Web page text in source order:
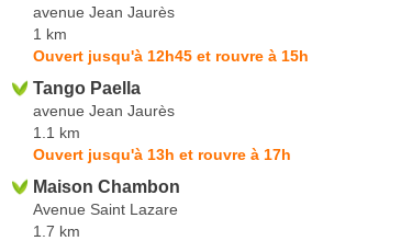
avenue Jean Jaurès
1 km
Ouvert jusqu'à 12h45 et rouvre à 15h
Tango Paella
avenue Jean Jaurès
1.1 km
Ouvert jusqu'à 13h et rouvre à 17h
Maison Chambon
Avenue Saint Lazare
1.7 km